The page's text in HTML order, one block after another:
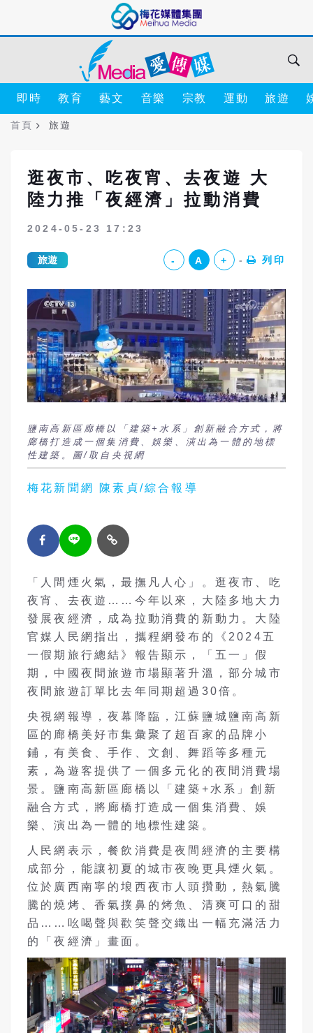
即時 教育 藝文 音樂 宗教 運動 旅遊
首頁 旅遊
逛夜市、吃夜宵、去夜遊 大
陸力推「夜經濟」拉動消費
2024-05-23 17:23
旅遊 - A + 列印
鹽南高新區廊橋以「建築+水系」創新融合方式，將
廊橋打造成一個集消費、娛樂、演出為一體的地標
性建築。圖/取自央視網
梅花新聞網 陳素貞/綜合報導
「人間煙火氣，最撫凡人心」。 逛夜市、吃
夜宵、去夜遊 ……今年以來，大陸多地大力
發展夜經濟，成為拉動消費的新動力。大陸
官媒 人民網指出，攜程網發布的《2024五
一假期旅行總結》報告顯示，「五一」假
期，中國夜間旅遊市場顯著升溫，部分城市
夜間旅遊訂單比去年同期超過30倍。
央視網報導，夜幕降臨，江蘇鹽城鹽南高新
區的廊橋美好市集彙聚了超百家的品牌小
鋪，有美食、手作、文創、舞蹈等多種元
素，為遊客提供了一個多元化的夜間消費場
景。鹽南高新區廊橋以「建築+水系」創新
融合方式，將廊橋打造成一個集消費、娛
樂、演出為一體的地標性建築。
人民網表示，餐飲 消費是夜間經濟的主要構
成部分，能讓初夏的城市夜晚更具煙火氣。
位於廣西南寧的埌西夜市人頭攢動，熱氣騰
騰的燒烤、香氣撲鼻的烤魚、清爽可口的甜
品……吆喝聲與歡笑聲交織出一幅充滿活力
的「夜經濟」畫面。